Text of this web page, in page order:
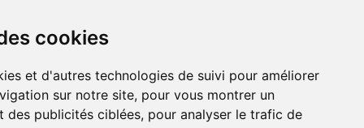
cookies
et d'autres technologies de suivi pour améliorer
sur notre site, pour vous montrer un
des publicités ciblées, pour analyser le trafic de